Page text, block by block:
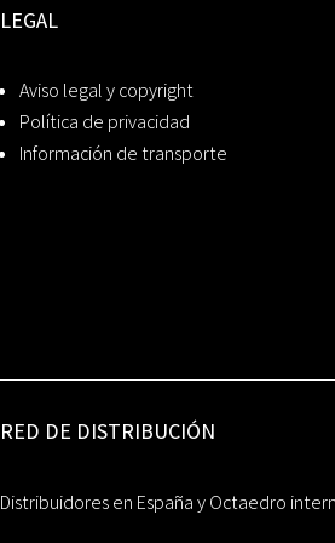
LEGAL
Aviso legal y copyright
Política de privacidad
Información de transporte
RED DE DISTRIBUCIÓN
Distribuidores en España y Octaedro